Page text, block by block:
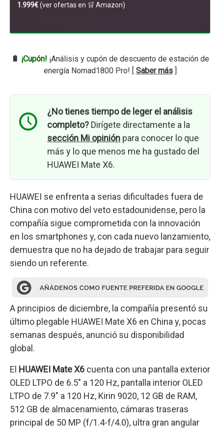
1.999€(ver ofertas en 🛒 Amazon)
🔋 ¡Cupón! ¡Análisis y cupón de descuento de estación de
energía Nomad1800 Pro! [ Saber más]
¿No tienes tiempo de leger el análisis
completo? Dirígete directamente a la
sección Mi opinión para conocer lo que
más y lo que menos me ha gustado del
HUAWEI Mate X6.
HUAWEI se enfrenta a serias dificultades fuera de
China con motivo del veto estadounidense, pero la
compañía sigue comprometida con la innovación
en los smartphones y, con cada nuevo lanzamiento,
demuestra que no ha dejado de trabajar para seguir
siendo un referente.
A principios de diciembre, la compañía presentó su
último plegable HUAWEI Mate X6 en China y, pocas
semanas después, anunció su disponibilidad
global.
El HUAWEI Mate X6 cuenta con una pantalla exterior
OLED LTPO de 6.5″ a 120 Hz, pantalla interior OLED
LTPO de 7.9″ a 120 Hz, Kirin 9020, 12 GB de RAM,
512 GB de almacenamiento, cámaras traseras
principal de 50 MP (f/1.4-f/4.0), ultra gran angular